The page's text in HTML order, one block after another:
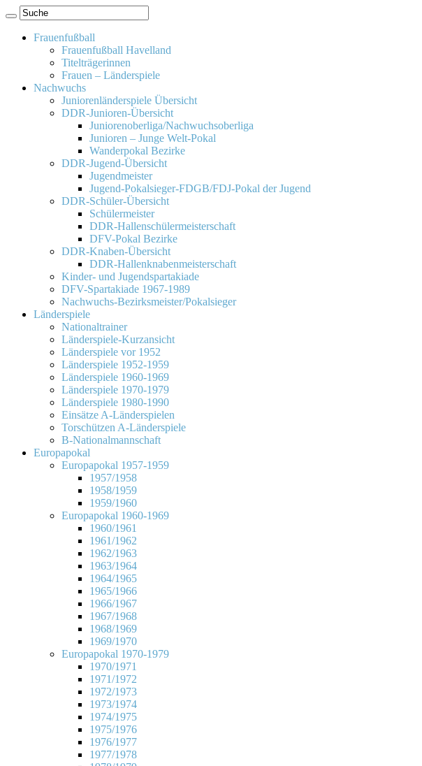
Frauenfußball
Frauenfußball Havelland
Titelträgerinnen
Frauen – Länderspiele
Nachwuchs
Juniorenländerspiele Übersicht
DDR-Junioren-Übersicht
Juniorenoberliga/Nachwuchsoberliga
Junioren – Junge Welt-Pokal
Wanderpokal Bezirke
DDR-Jugend-Übersicht
Jugendmeister
Jugend-Pokalsieger-FDGB/FDJ-Pokal der Jugend
DDR-Schüler-Übersicht
Schülermeister
DDR-Hallenschülermeisterschaft
DFV-Pokal Bezirke
DDR-Knaben-Übersicht
DDR-Hallenknabenmeisterschaft
Kinder- und Jugendspartakiade
DFV-Spartakiade 1967-1989
Nachwuchs-Bezirksmeister/Pokalsieger
Länderspiele
Nationaltrainer
Länderspiele-Kurzansicht
Länderspiele vor 1952
Länderspiele 1952-1959
Länderspiele 1960-1969
Länderspiele 1970-1979
Länderspiele 1980-1990
Einsätze A-Länderspielen
Torschützen A-Länderspiele
B-Nationalmannschaft
Europapokal
Europapokal 1957-1959
1957/1958
1958/1959
1959/1960
Europapokal 1960-1969
1960/1961
1961/1962
1962/1963
1963/1964
1964/1965
1965/1966
1966/1967
1967/1968
1968/1969
1969/1970
Europapokal 1970-1979
1970/1971
1971/1972
1972/1973
1973/1974
1974/1975
1975/1976
1976/1977
1977/1978